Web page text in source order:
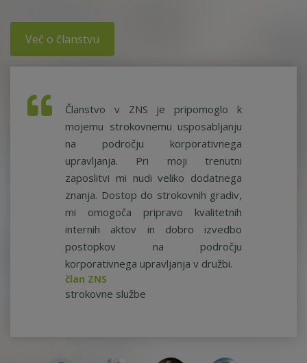
Več o članstvu
Članstvo v ZNS je pripomoglo k
mojemu strokovnemu usposabljanju
na področju korporativnega
upravljanja. Pri moji trenutni
zaposlitvi mi nudi veliko dodatnega
znanja. Dostop do strokovnih gradiv,
mi omogoča pripravo kvalitetnih
internih aktov in dobro izvedbo
postopkov na področju
korporativnega upravljanja v družbi.
član ZNS
strokovne službe